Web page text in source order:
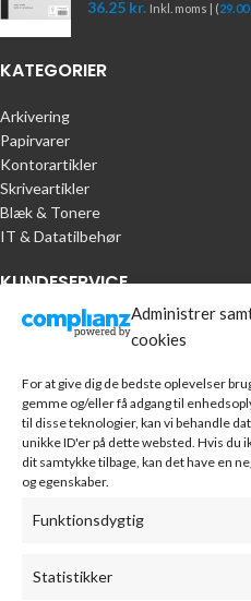
Administrer
cookies
For at give dig de bedste oplevelser
gemme og/eller få adgang til
til disse teknologier, kan vi behandle
unikke ID'er på dette websted. Hvis
dit samtykke tilbage, kan det have en
og egenskaber.
Funktionsdygtig
Statistikker
36.25 kr. Inkl. moms | (29.00
KATEGORIER
Arkivering
Papirvarer
Kontorartikler
Skriveartikler
Blæk & Tonere
IT & Datatilbehør
KUNDESERVICE
Handelsbetingelser
Om A.R. Jørgensen Kontorcenter
Bankoplysninger
Markedsføring
Webudvikling
Leverandører
Sponsorater
Min konto